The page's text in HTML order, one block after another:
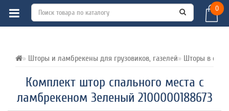
0
Шторы и ламбрекены для грузовиков, газелей Шторы в
Комплект штор спального места с
ламбрекеном Зеленый 2100000188673
ВСЕ О ТОВАРЕ ХАРАКТЕРИСТИКИ